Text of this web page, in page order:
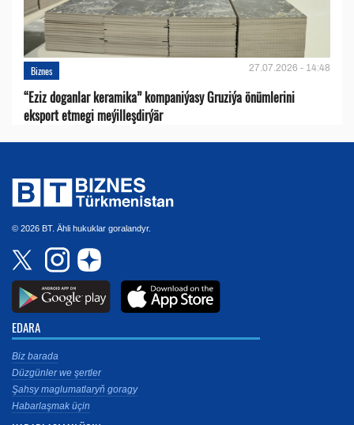
Biznes 27.07.2026 - 14:48
“Eziz doganlar keramika” kompaniýasy Gruziýa önümlerini
eksport etmegi meýilleşdirýär
© 2026 BT. Ähli hukuklar goralandyr.
EDARA
Biz barada
Düzgünler we şertler
Şahsy maglumatlaryň goragy
Habarlaşmak üçin